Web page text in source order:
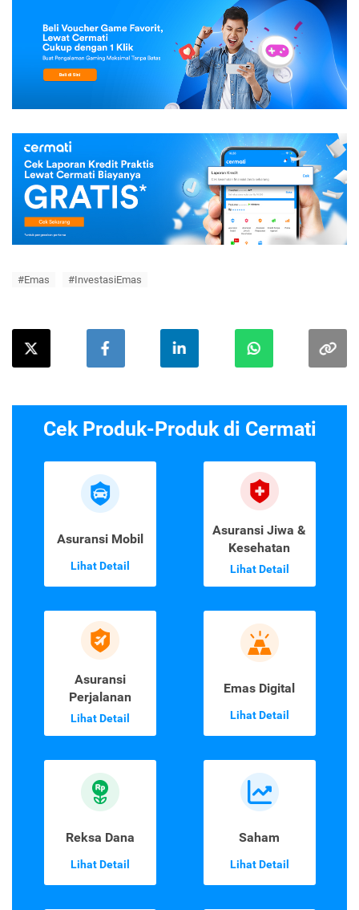
#Emas #InvestasiEmas
Cek Produk-Produk di Cermati
Asuransi Mobil
Lihat Detail
Asuransi Jiwa &
Kesehatan
Lihat Detail
Asuransi
Perjalanan
Lihat Detail
Emas Digital
Lihat Detail
Reksa Dana
Lihat Detail
Saham
Lihat Detail